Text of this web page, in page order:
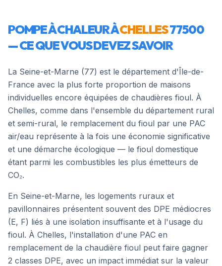
POMPE À CHALEUR ÀCHELLES77500
— CE QUE VOUS DEVEZ SAVOIR
La Seine-et-Marne (77) est le département d'Île-de-
France avec la plus forte proportion de maisons
individuelles encore équipées de chaudières fioul. À
Chelles, comme dans l'ensemble du département rural
et semi-rural, le remplacement du fioul par une PAC
air/eau représente à la fois une économie significative
et une démarche écologique — le fioul domestique
étant parmi les combustibles les plus émetteurs de
CO₂.
En Seine-et-Marne, les logements ruraux et
pavillonnaires présentent souvent des DPE médiocres
(E, F) liés à une isolation insuffisante et à l'usage du
fioul. À Chelles, l'installation d'une PAC en
remplacement de la chaudière fioul peut faire gagner
2 classes DPE, avec un impact immédiat sur la valeur